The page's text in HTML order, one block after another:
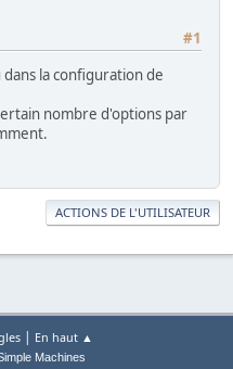
#1
dans la configuration de
nombre d'options par
ACTIONS DE L'UTILISATEUR
| En haut ▲
Machines